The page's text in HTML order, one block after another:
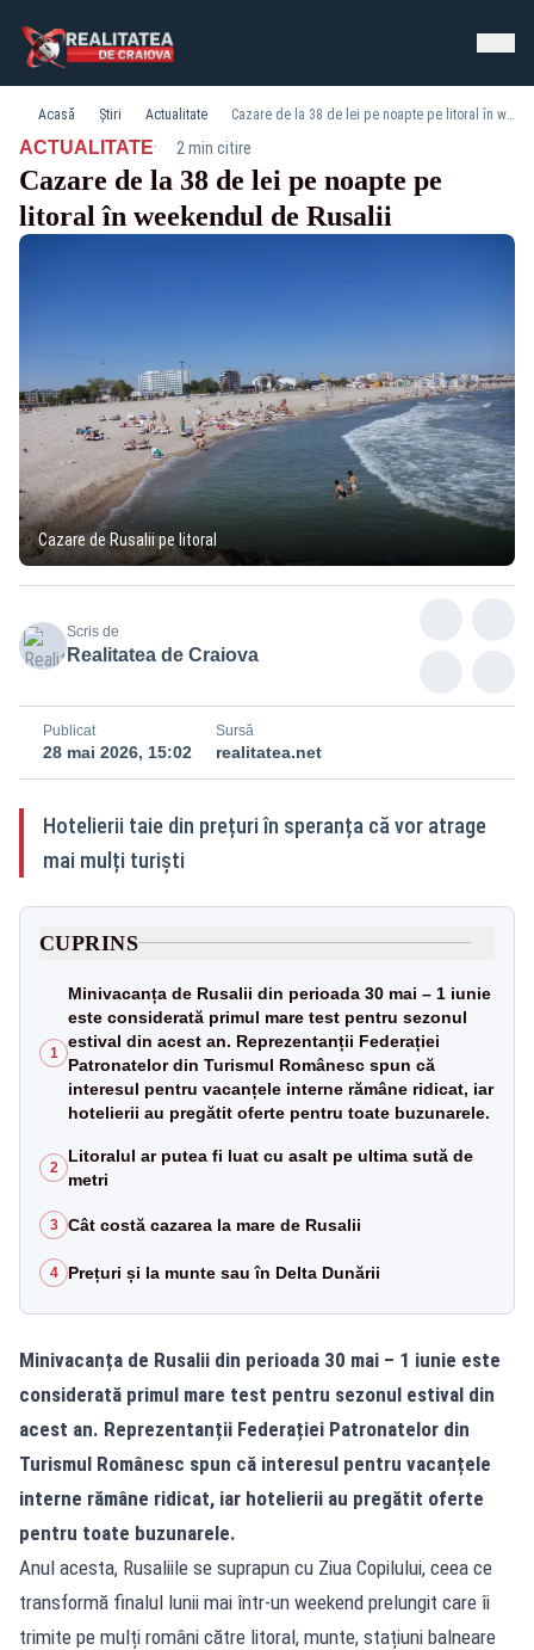
Acasă Știri Actualitate Cazare de la 38 de lei pe noapte pe litoral în weekendul de Rusalii
ACTUALITATE· 2 min citire
Cazare de la 38 de lei pe noapte pe
litoral în weekendul de Rusalii
Cazare de Rusalii pe litoral
Scris de
Realitatea de Craiova
Publicat
28 mai 2026, 15:02
Sursă
realitatea.net
Hotelierii taie din prețuri în speranța că vor atrage
mai mulți turiști
CUPRINS
1
Minivacanța de Rusalii din perioada 30 mai – 1 iunie
este considerată primul mare test pentru sezonul
estival din acest an. Reprezentanții Federației
Patronatelor din Turismul Românesc spun că
interesul pentru vacanțele interne rămâne ridicat, iar
hotelierii au pregătit oferte pentru toate buzunarele.
2
Litoralul ar putea fi luat cu asalt pe ultima sută de
metri
3 Cât costă cazarea la mare de Rusalii
4 Prețuri și la munte sau în Delta Dunării
Minivacanța de Rusalii din perioada 30 mai – 1 iunie este
considerată primul mare test pentru sezonul estival din
acest an. Reprezentanții Federației Patronatelor din
Turismul Românesc spun că interesul pentru vacanțele
interne rămâne ridicat, iar hotelierii au pregătit oferte
pentru toate buzunarele.
Anul acesta, Rusaliile se suprapun cu Ziua Copilului, ceea ce
transformă finalul lunii mai într-un weekend prelungit care îi
trimite pe mulți români către litoral, munte, stațiuni balneare